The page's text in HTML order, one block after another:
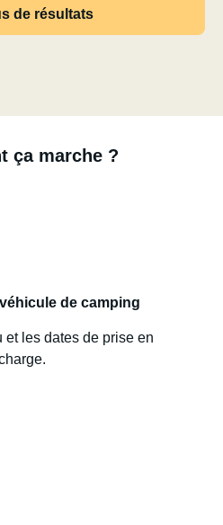
de résultats
ça marche ?
de camping
les dates de prise en